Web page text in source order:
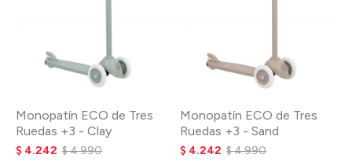
Monopatín ECO de Tres
Ruedas +3 - Clay
$ 4.242 $4.990
Monopatín ECO de Tres
Ruedas +3 - Sand
$ 4.242 $4.990